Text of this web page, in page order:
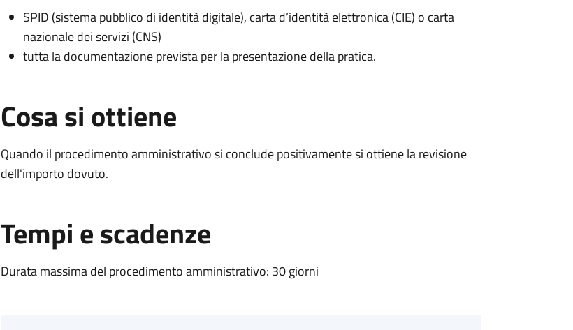
SPID (sistema pubblico di identità digitale), carta d’identità elettronica (CIE) o carta
nazionale dei servizi (CNS)
tutta la documentazione prevista per la presentazione della pratica.
Cosa si ottiene
Quando il procedimento amministrativo si conclude positivamente si ottiene la revisione
dell'importo dovuto.
Tempi e scadenze
Durata massima del procedimento amministrativo: 30 giorni